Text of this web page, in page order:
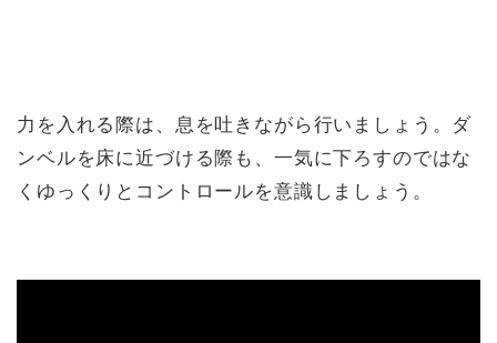
力を入れる際は、息を吐きながら行いましょう。ダ
ンベルを床に近づける際も、一気に下ろすのではな
くゆっくりとコントロールを意識しましょう。